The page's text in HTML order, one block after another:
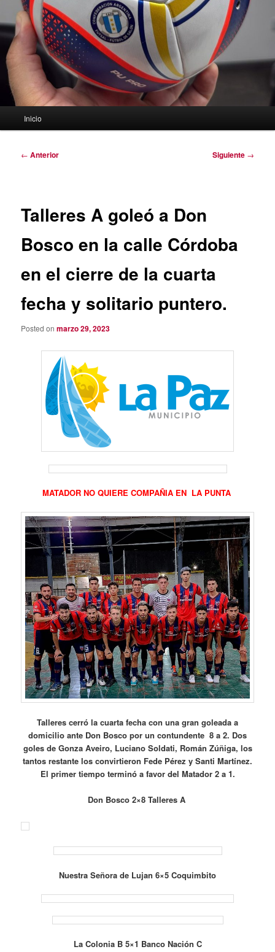
Inicio
Navegación
← Anterior Siguiente →
Talleres A goleó a Don
Bosco en la calle Córdoba
en el cierre de la cuarta
fecha y solitario puntero.
Posted onmarzo 29, 2023
MATADOR NO QUIERE COMPAÑIA EN LA PUNTA
Talleres cerró la cuarta fecha con una gran goleada a
domicilio ante Don Bosco por un contundente 8 a 2. Dos
goles de Gonza Aveiro, Luciano Soldati, Román Zúñiga, los
tantos restante los convirtieron Fede Pérez y Santi Martínez.
El primer tiempo terminó a favor del Matador 2 a 1.
Don Bosco 2×8 Talleres A
Nuestra Señora de Lujan 6×5 Coquimbito
La Colonia B 5×1 Banco Nación C